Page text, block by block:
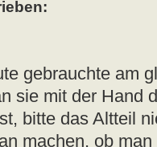
gebrauchte am
sie mit der Hand
bitte das Altteil
machen, ob